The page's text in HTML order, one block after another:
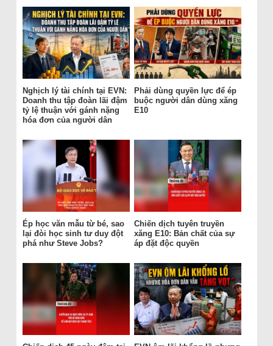
Nghịch lý tài chính tại EVN:
Doanh thu tập đoàn lãi đậm
tỷ lệ thuận với gánh nặng
hóa đơn của người dân
Phải dùng quyền lực để ép
buộc người dân dùng xăng
E10
Ép học văn mẫu từ bé, sao
lại đòi học sinh tư duy đột
phá như Steve Jobs?
Chiến dịch tuyên truyền
xăng E10: Bản chất của sự
áp đặt độc quyền